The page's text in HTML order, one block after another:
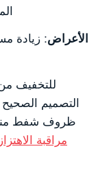
الأعراض: زيادة
للتخفيف
التصميم
ظروف شفط
مراقبة